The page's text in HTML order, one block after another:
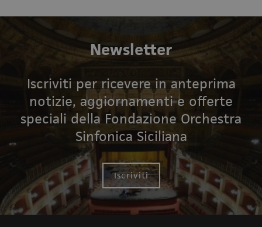
Newsletter
Iscriviti per ricevere in anteprima
notizie, aggiornamenti e offerte
speciali della Fondazione Orchestra
Sinfonica Siciliana
Iscriviti